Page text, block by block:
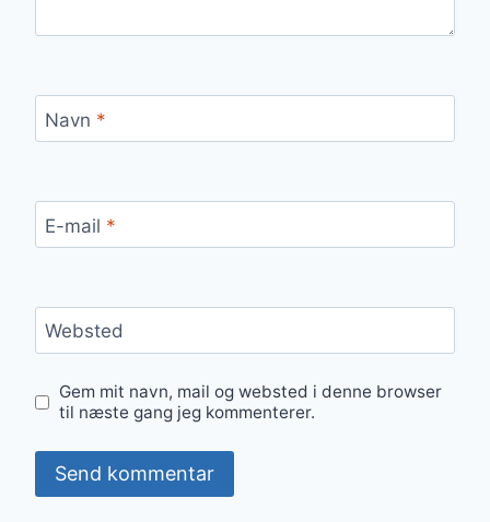
Navn *
E-mail *
Websted
Gem mit navn, mail og websted i denne browser
til næste gang jeg kommenterer.